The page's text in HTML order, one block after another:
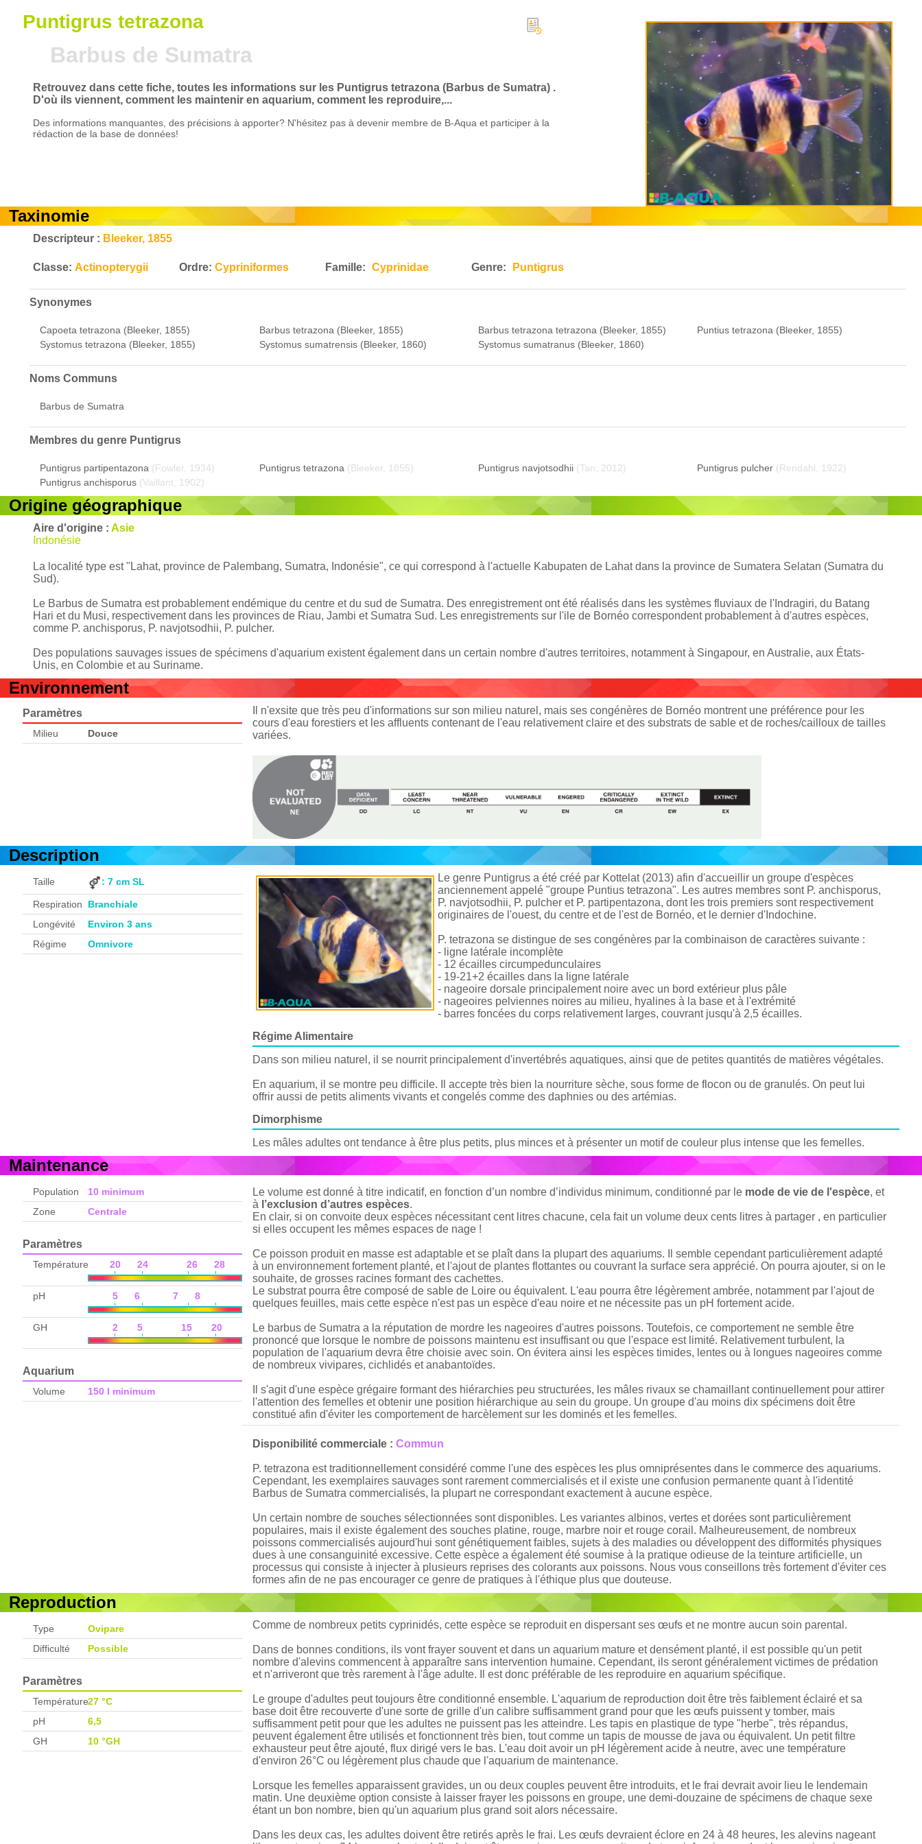
Puntigrus tetrazona
Barbus de Sumatra
Retrouvez dans cette fiche, toutes les informations sur les Puntigrus tetrazona (Barbus de Sumatra) .
D'où ils viennent, comment les maintenir en aquarium, comment les reproduire,...
Des informations manquantes, des précisions à apporter? N'hésitez pas à devenir membre de B-Aqua et participer à la
rédaction de la base de données!
Taxinomie
Descripteur : Bleeker, 1855
Classe:Actinopterygii Ordre:Cypriniformes Famille: Cyprinidae Genre: Puntigrus
Synonymes
Capoeta tetrazona (Bleeker, 1855) Barbus tetrazona (Bleeker, 1855) Barbus tetrazona tetrazona (Bleeker, 1855)
Puntius tetrazona (Bleeker, 1855)
Systomus tetrazona (Bleeker, 1855)
Systomus sumatrensis (Bleeker, 1860) Systomus sumatranus (Bleeker, 1860)
Noms Communs
Barbus de Sumatra
Membres du genre Puntigrus
Puntigrus partipentazona (Fowler, 1934) Puntigrus tetrazona (Bleeker, 1855) Puntigrus navjotsodhii (Tan, 2012) Puntigrus pulcher (Rendahl, 1922)
Puntigrus anchisporus (Vaillant, 1902)
Origine géographique
Aire d'origine :Asie
Indonésie
La localité type est "Lahat, province de Palembang, Sumatra, Indonésie", ce qui correspond à l'actuelle Kabupaten de Lahat dans la province de Sumatera Selatan (Sumatra du
Sud).
Le Barbus de Sumatra est probablement endémique du centre et du sud de Sumatra. Des enregistrement ont été réalisés dans les systèmes fluviaux de l'Indragiri, du Batang
Hari et du Musi, respectivement dans les provinces de Riau, Jambi et Sumatra Sud. Les enregistrements sur l'ile de Bornéo correspondent probablement à d'autres espèces,
comme P. anchisporus, P. navjotsodhii, P. pulcher.
Des populations sauvages issues de spécimens d'aquarium existent également dans un certain nombre d'autres territoires, notamment à Singapour, en Australie, aux États-
Unis, en Colombie et au Suriname.
Environnement
Paramètres
Milieu Douce
Il n'exsite que très peu d'informations sur son milieu naturel, mais ses congénères de Bornéo montrent une préférence pour les
cours d'eau forestiers et les affluents contenant de l'eau relativement claire et des substrats de sable et de roches/cailloux de tailles
variées.
Description
Taille : 7 cm SL
Respiration
Branchiale
Longévité
Environ 3 ans
Régime
Omnivore
Le genre Puntigrus a été créé par Kottelat (2013) afin d'accueillir un groupe d'espèces
anciennement appelé "groupe Puntius tetrazona". Les autres membres sont P. anchisporus,
P. navjotsodhii, P. pulcher et P. partipentazona, dont les trois premiers sont respectivement
originaires de l'ouest, du centre et de l'est de Bornéo, et le dernier d'Indochine.
P. tetrazona se distingue de ses congénères par la combinaison de caractères suivante :
- ligne latérale incomplète
- 12 écailles circumpedunculaires
- 19-21+2 écailles dans la ligne latérale
- nageoire dorsale principalement noire avec un bord extérieur plus pâle
- nageoires pelviennes noires au milieu, hyalines à la base et à l'extrémité
- barres foncées du corps relativement larges, couvrant jusqu'à 2,5 écailles.
Régime Alimentaire
Dans son milieu naturel, il se nourrit principalement d'invertébrés aquatiques, ainsi que de petites quantités de matières végétales.
En aquarium, il se montre peu difficile. Il accepte très bien la nourriture sèche, sous forme de flocon ou de granulés. On peut lui
offrir aussi de petits aliments vivants et congelés comme des daphnies ou des artémias.
Dimorphisme
Les mâles adultes ont tendance à être plus petits, plus minces et à présenter un motif de couleur plus intense que les femelles.
Maintenance
Population
10 minimum
Zone
Centrale
Paramètres
Température 20 24 26 28
pH 5 6 7 8
GH 2 5 15 20
Aquarium
Volume 150 l minimum
Le volume est donné à titre indicatif, en fonction d’un nombre d’individus minimum, conditionné par le mode de vie de l'espèce, et
à l’exclusion d’autres espèces.
En clair, si on convoite deux espèces nécessitant cent litres chacune, cela fait un volume deux cents litres à partager , en particulier
si elles occupent les mêmes espaces de nage !
Ce poisson produit en masse est adaptable et se plaît dans la plupart des aquariums. Il semble cependant particulièrement adapté
à un environnement fortement planté, et l'ajout de plantes flottantes ou couvrant la surface sera apprécié. On pourra ajouter, si on le
souhaite, de grosses racines formant des cachettes.
Le substrat pourra être composé de sable de Loire ou équivalent. L'eau pourra être légèrement ambrée, notamment par l'ajout de
quelques feuilles, mais cette espèce n'est pas un espèce d'eau noire et ne nécessite pas un pH fortement acide.
Le barbus de Sumatra a la réputation de mordre les nageoires d'autres poissons. Toutefois, ce comportement ne semble être
prononcé que lorsque le nombre de poissons maintenu est insuffisant ou que l'espace est limité. Relativement turbulent, la
population de l'aquarium devra être choisie avec soin. On évitera ainsi les espèces timides, lentes ou à longues nageoires comme
de nombreux vivipares, cichlidés et anabantoïdes.
Il s'agit d'une espèce grégaire formant des hiérarchies peu structurées, les mâles rivaux se chamaillant continuellement pour attirer
l'attention des femelles et obtenir une position hiérarchique au sein du groupe. Un groupe d'au moins dix spécimens doit être
constitué afin d'éviter les comportement de harcèlement sur les dominés et les femelles.
Disponibilité commerciale : Commun
P. tetrazona est traditionnellement considéré comme l'une des espèces les plus omniprésentes dans le commerce des aquariums.
Cependant, les exemplaires sauvages sont rarement commercialisés et il existe une confusion permanente quant à l'identité
Barbus de Sumatra commercialisés, la plupart ne correspondant exactement à aucune espèce.
Un certain nombre de souches sélectionnées sont disponibles. Les variantes albinos, vertes et dorées sont particulièrement
populaires, mais il existe également des souches platine, rouge, marbre noir et rouge corail. Malheureusement, de nombreux
poissons commercialisés aujourd'hui sont génétiquement faibles, sujets à des maladies ou développent des difformités physiques
dues à une consanguinité excessive. Cette espèce a également été soumise à la pratique odieuse de la teinture artificielle, un
processus qui consiste à injecter à plusieurs reprises des colorants aux poissons. Nous vous conseillons très fortement d'éviter ces
formes afin de ne pas encourager ce genre de pratiques à l'éthique plus que douteuse.
Reproduction
Type
Ovipare
Difficulté
Possible
Paramètres
Température27 °C
pH
6,5
GH
10 °GH
Comme de nombreux petits cyprinidés, cette espèce se reproduit en dispersant ses œufs et ne montre aucun soin parental.
Dans de bonnes conditions, ils vont frayer souvent et dans un aquarium mature et densément planté, il est possible qu'un petit
nombre d'alevins commencent à apparaître sans intervention humaine. Cependant, ils seront généralement victimes de prédation
et n'arriveront que très rarement à l'âge adulte. Il est donc préférable de les reproduire en aquarium spécifique.
Le groupe d'adultes peut toujours être conditionné ensemble. L'aquarium de reproduction doit être très faiblement éclairé et sa
base doit être recouverte d'une sorte de grille d'un calibre suffisamment grand pour que les œufs puissent y tomber, mais
suffisamment petit pour que les adultes ne puissent pas les atteindre. Les tapis en plastique de type "herbe", très répandus,
peuvent également être utilisés et fonctionnent très bien, tout comme un tapis de mousse de java ou équivalent. Un petit filtre
exhausteur peut être ajouté, flux dirigé vers le bas. L'eau doit avoir un pH légèrement acide à neutre, avec une température
d'environ 26°C ou légèrement plus chaude que l'aquarium de maintenance.
Lorsque les femelles apparaissent gravides, un ou deux couples peuvent être introduits, et le frai devrait avoir lieu le lendemain
matin. Une deuxième option consiste à laisser frayer les poissons en groupe, une demi-douzaine de spécimens de chaque sexe
étant un bon nombre, bien qu'un aquarium plus grand soit alors nécessaire.
Dans les deux cas, les adultes doivent être retirés après le frai. Les œufs devraient éclore en 24 à 48 heures, les alevins nageant